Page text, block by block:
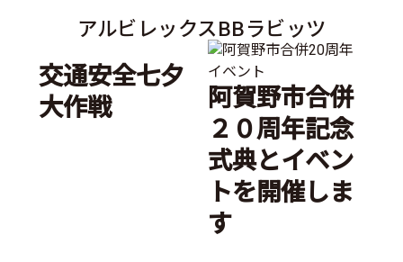
アルビレックスBBラビッツ
交通安全七夕
大作戦
阿賀野市合併
２０周年記念
式典とイベン
トを開催しま
す